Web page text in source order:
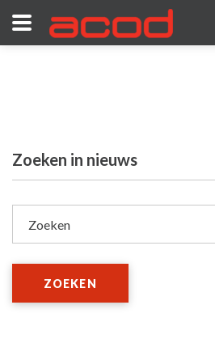
Zoeken in nieuws
Zoeken
ZOEKEN